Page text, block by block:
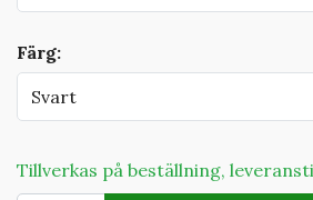
Färg:
Svart
Tillverkas på beställning,